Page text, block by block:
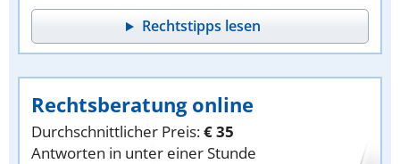
Rechtstipps lesen
Rechtsberatung online
Durchschnittlicher Preis:€ 35
Antworten in unter einer Stunde